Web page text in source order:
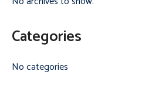
Categories
No categories